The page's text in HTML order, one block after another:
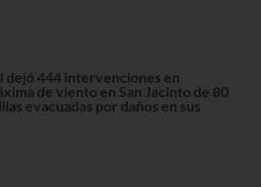
444 intervenciones en
de viento en San Jacinto de 80
evacuadas por daños en sus